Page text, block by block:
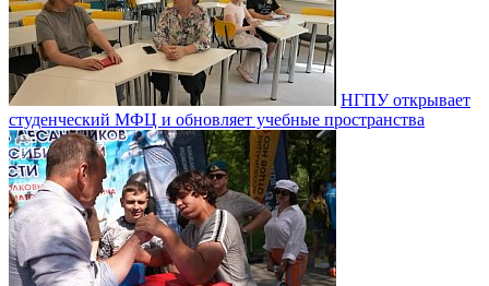
НГПУ открывает
студенческий МФЦ и обновляет учебные пространства